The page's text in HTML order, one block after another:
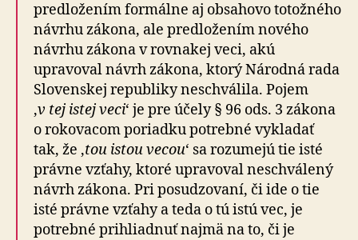
predložením formálne aj obsahovo totožného
návrhu zákona, ale predložením nového
návrhu zákona v rovnakej veci, akú
upravoval návrh zákona, ktorý Národná rada
Slovenskej republiky neschválila. Pojem
‚v tej istej veci‘ je pre účely § 96 ods. 3 zákona
o rokovacom poriadku potrebné vykladať
tak, že ‚tou istou vecou‘ sa rozumejú tie isté
právne vzťahy, ktoré upravoval neschválený
návrh zákona. Pri posudzovaní, či ide o tie
isté právne vzťahy a teda o tú istú vec, je
potrebné prihliadnuť najmä na to, či je